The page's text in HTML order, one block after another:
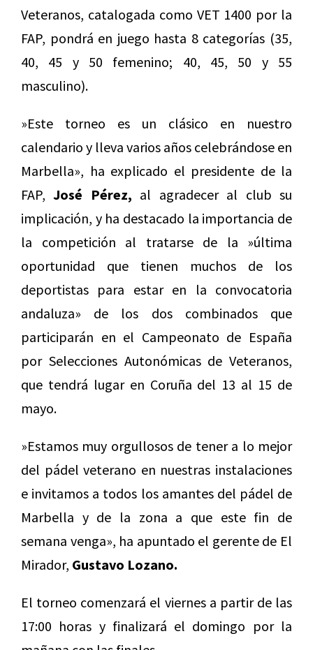
Veteranos, catalogada como VET 1400 por la
FAP, pondrá en juego hasta 8 categorías (35,
40, 45 y 50 femenino; 40, 45, 50 y 55
masculino).
»Este torneo es un clásico en nuestro
calendario y lleva varios años celebrándose en
Marbella», ha explicado el presidente de la
FAP,José Pérez, al agradecer al club su
implicación, y ha destacado la importancia de
la competición al tratarse de la »última
oportunidad que tienen muchos de los
deportistas para estar en la convocatoria
andaluza» de los dos combinados que
participarán en el Campeonato de España
por Selecciones Autonómicas de Veteranos,
que tendrá lugar en Coruña del 13 al 15 de
mayo.
»Estamos muy orgullosos de tener a lo mejor
del pádel veterano en nuestras instalaciones
e invitamos a todos los amantes del pádel de
Marbella y de la zona a que este fin de
semana venga», ha apuntado el gerente de El
Mirador, Gustavo Lozano.
El torneo comenzará el viernes a partir de las
17:00 horas y finalizará el domingo por la